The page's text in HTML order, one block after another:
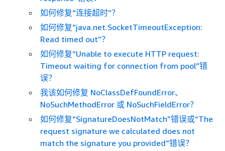
如何修复“连接超时”？
如何修复“java.net.SocketTimeoutException:
Read timed out”？
如何修复“Unable to execute HTTP request:
Timeout waiting for connection from pool”错
误？
我该如何修复 NoClassDefFoundError、
NoSuchMethodError 或 NoSuchFieldError？
如何修复“SignatureDoesNotMatch”错误或“The
request signature we calculated does not
match the signature you provided”错误？